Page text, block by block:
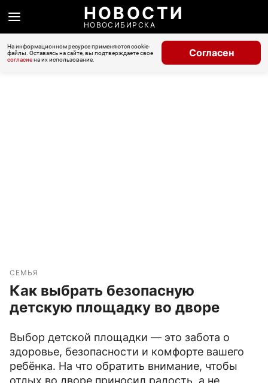
НОВОСТИ
НОВОСИБИРСКА
На информационном ресурсе применяются cookie-
файлы. Оставаясь на сайте, вы подтверждаете свое
согласиена их использование.
Согласен
СЕМЬЯ
Как выбрать безопасную
детскую площадку во дворе
Выбор детской площадки — это забота о
здоровье, безопасности и комфорте вашего
ребёнка. На что обратить внимание, чтобы
отдых во дворе приносил радость, а не